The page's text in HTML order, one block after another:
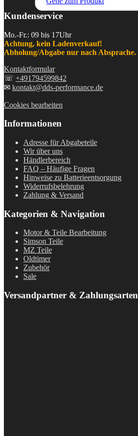
Kundenservice
Mo.-Fr.: 09 bis 17Uhr
Achtung, kein Ladenverkauf!
Abholung/Abgabe nur nach Absprache.
Kontaktformular
☏ +491794599842
✉ kontakt@dds-performance.de
Cookies bearbeiten
Informationen
Adresse für Abgabeteile
Wir über uns
Händlerbereich
FAQ – Häufige Fragen
Hinweise zu Batterieentsorgung
Widerrufsbelehrung
Zahlung & Versand
Kategorien & Navigation
Motor & Teile Bearbeitung
Simson Teile
MZ Teile
Oldtimer
Zubehör
Sale
Versandpartner & Zahlungsarten